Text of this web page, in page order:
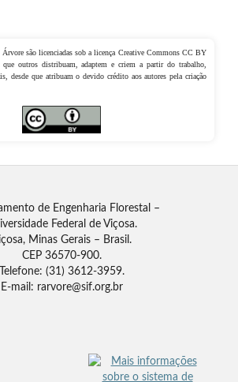
são licenciadas sob a licença Creative Commons CC BY
outros distribuam, adaptem e criem a partir do trabalho,
desde que atribuam o devido crédito aos autores pela criação
de Engenharia Florestal –
Federal de Viçosa.
Minas Gerais – Brasil.
CEP 36570-900.
Telefone: (31) 3612-3959.
E-mail: rarvore@sif.org.br